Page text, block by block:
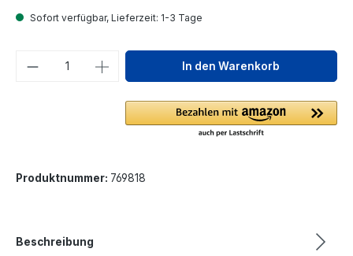
Sofort verfügbar, Lieferzeit: 1-3 Tage
Produkt Anzahl: Gib denIn den Warenkorb
Produktnummer: 769818
Beschreibung